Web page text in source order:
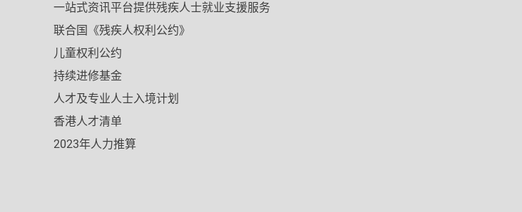
一站式资讯平台提供残疾人士就业支援服务
联合国《残疾人权利公约》
儿童权利公约
持续进修基金
人才及专业人士入境计划
香港人才清单
2023年人力推算